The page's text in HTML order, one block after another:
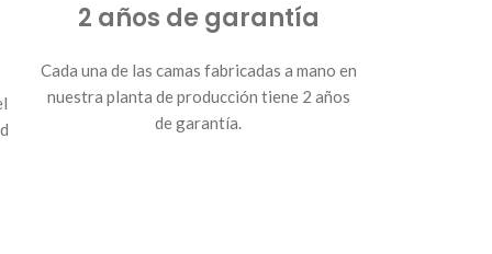
2 años de garantía
Cada una de las camas fabricadas a mano en
nuestra planta de producción tiene 2 años
de garantía.